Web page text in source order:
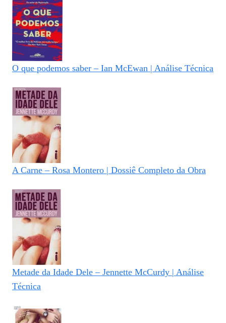
O que podemos saber – Ian McEwan | Análise Técnica
A Carne – Rosa Montero | Dossiê Completo da Obra
Metade da Idade Dele – Jennette McCurdy | Análise
Técnica